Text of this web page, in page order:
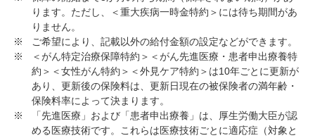
ります。ただし、＜重大疾病一時金特約＞には待ち期間があ
りません。
ご希望により、記載以外の給付金額の設定などができます。
＜がん特定治療保障特約＞＜がん先進医療・患者申出療養特
約＞＜女性がん特約＞＜外見ケア特約＞は10年ごとに更新が
あり、更新後の保険料は、更新日現在の被保険者の満年齢・
保険料率によって決まります。
「先進医療」および「患者申出療養」は、厚生労働大臣が認
める医療技術です。これらは医療技術ごとに適応症（対象と